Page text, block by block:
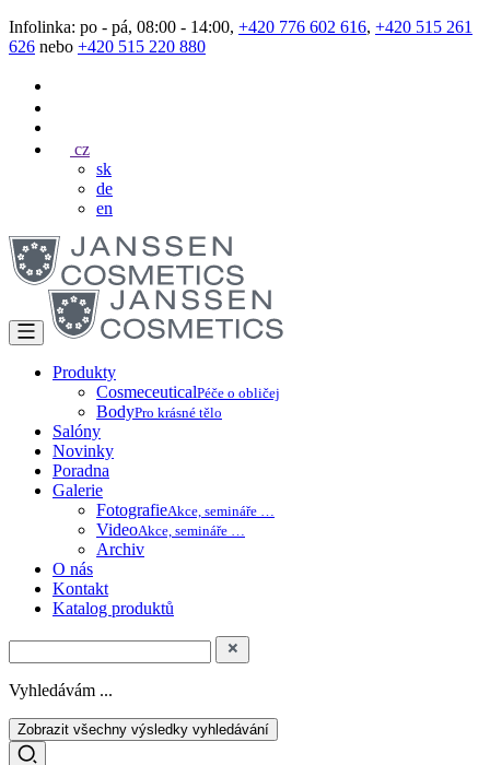
Infolinka: po - pá, 08:00 - 14:00, +420 776 602 616, +420 515 261
626 nebo +420 515 220 880
cz
sk
de
en
Produkty
CosmeceuticalPéče o obličej
BodyPro krásné tělo
Salóny
Novinky
Poradna
Galerie
FotografieAkce, semináře …
VideoAkce, semináře …
Archiv
O nás
Kontakt
Katalog produktů
Vyhledávám ...
Zobrazit všechny výsledky vyhledávání